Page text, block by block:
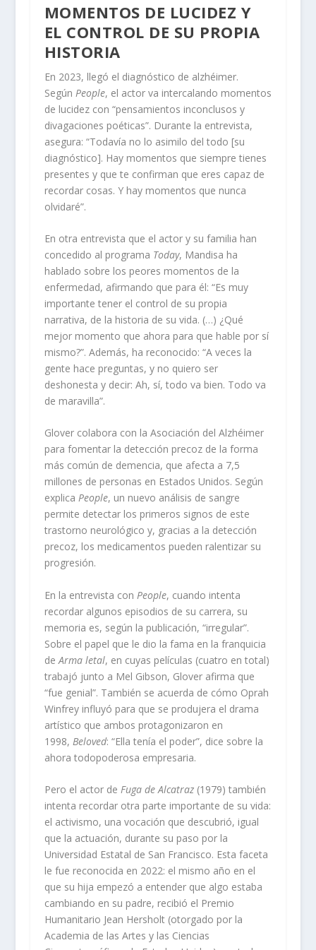
MOMENTOS DE LUCIDEZ Y
EL CONTROL DE SU PROPIA
HISTORIA
En 2023, llegó el diagnóstico de alzhéimer.
Según People, el actor va intercalando momentos
de lucidez con “pensamientos inconclusos y
divagaciones poéticas”. Durante la entrevista,
asegura: “Todavía no lo asimilo del todo [su
diagnóstico]. Hay momentos que siempre tienes
presentes y que te confirman que eres capaz de
recordar cosas. Y hay momentos que nunca
olvidaré”.
En otra entrevista que el actor y su familia han
concedido al programa Today, Mandisa ha
hablado sobre los peores momentos de la
enfermedad, afirmando que para él: “Es muy
importante tener el control de su propia
narrativa, de la historia de su vida. (…) ¿Qué
mejor momento que ahora para que hable por sí
mismo?”. Además, ha reconocido: “A veces la
gente hace preguntas, y no quiero ser
deshonesta y decir: Ah, sí, todo va bien. Todo va
de maravilla”.
Glover colabora con la Asociación del Alzhéimer
para fomentar la detección precoz de la forma
más común de demencia, que afecta a 7,5
millones de personas en Estados Unidos. Según
explica People, un nuevo análisis de sangre
permite detectar los primeros signos de este
trastorno neurológico y, gracias a la detección
precoz, los medicamentos pueden ralentizar su
progresión.
En la entrevista con People, cuando intenta
recordar algunos episodios de su carrera, su
memoria es, según la publicación, “irregular”.
Sobre el papel que le dio la fama en la franquicia
deArma letal, en cuyas películas (cuatro en total)
trabajó junto a Mel Gibson, Glover afirma que
“fue genial”. También se acuerda de cómo Oprah
Winfrey influyó para que se produjera el drama
artístico que ambos protagonizaron en
1998, Beloved: “Ella tenía el poder”, dice sobre la
ahora todopoderosa empresaria.
Pero el actor de Fuga de Alcatraz(1979) también
intenta recordar otra parte importante de su vida:
el activismo, una vocación que descubrió, igual
que la actuación, durante su paso por la
Universidad Estatal de San Francisco. Esta faceta
le fue reconocida en 2022: el mismo año en el
que su hija empezó a entender que algo estaba
cambiando en su padre, recibió el Premio
Humanitario Jean Hersholt (otorgado por la
Academia de las Artes y las Ciencias